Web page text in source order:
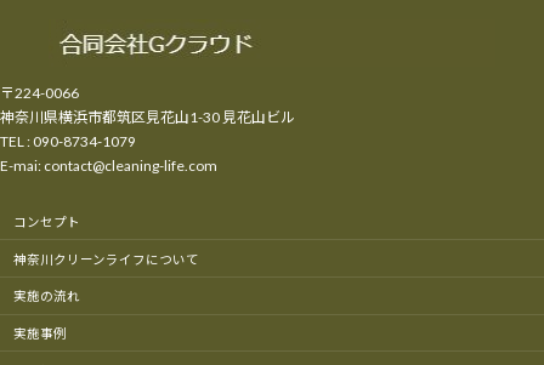
〒224-0066
神奈川県横浜市都筑区見花山1-30 見花山ビル
TEL : 090-8734-1079
E-mai: contact@cleaning-life.com
コンセプト
神奈川クリーンライフについて
実施の流れ
実施事例